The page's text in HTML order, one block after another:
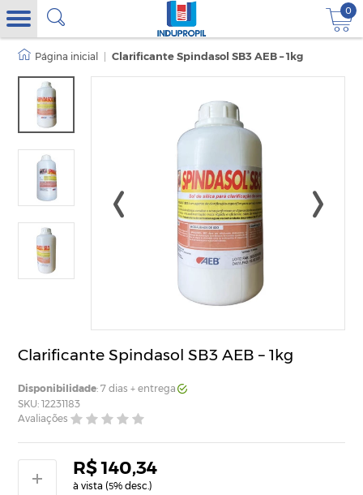
0
Clarificante Spindasol SB3 AEB – 1kg
Clarificante Spindasol SB3 AEB – 1kg
Disponibilidade: 7 dias + entrega
SKU: 12231183
Avaliações
R$ 140,34
à vista (5% desc.)